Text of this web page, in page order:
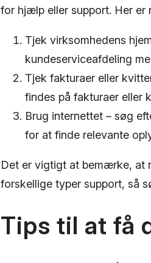
for hjælp eller support. Her er
Tjek virksomhedens
kundeserviceafdeling
Tjek fakturaer eller
findes på fakturaer eller
Brug internettet – søg
for at finde relevante
Det er vigtigt at bemærke, at
forskellige typer support, så
Tips til at få